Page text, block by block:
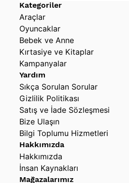
Kategoriler
Araçlar
Oyuncaklar
Bebek ve Anne
Kırtasiye ve Kitaplar
Kampanyalar
Yardım
Sıkça Sorulan Sorular
Gizlilik Politikası
Satış ve İade Sözleşmesi
Bize Ulaşın
Bilgi Toplumu Hizmetleri
Hakkımızda
Hakkımızda
İnsan Kaynakları
Mağazalarımız